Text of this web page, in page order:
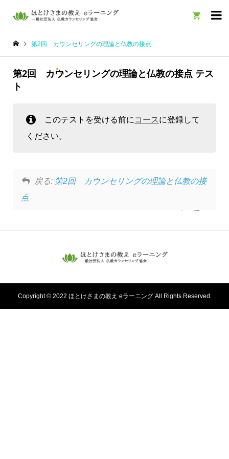

第2回 カウンセリングの理論と仏教の接点
第2回 カウンセリングの理論と仏教の接点 テス
ト
このテストを受ける前に コース に登録して
ください。
戻る: 第2回 カウンセリングの理論と仏教の接
点
Copyright © 2022 ほとけさまの教え eラーニング All Rights Reserved.